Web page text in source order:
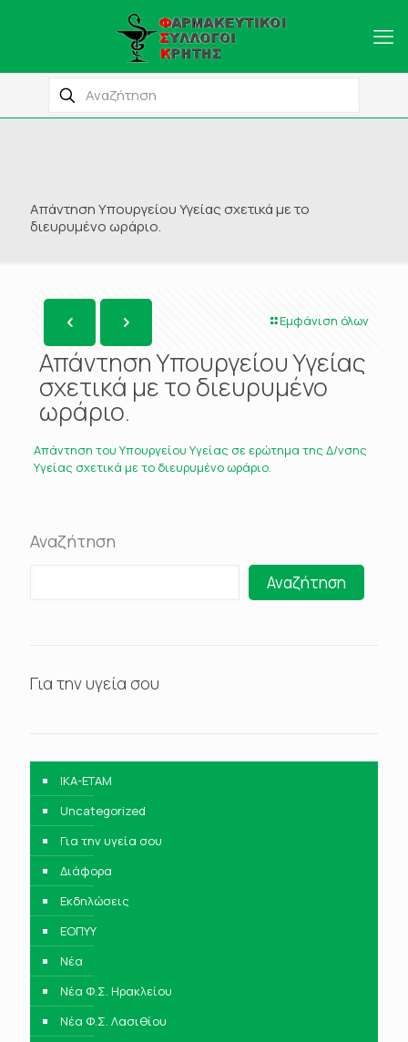
Απάντηση Υπουργείου Υγείας σχετικά με το
διευρυμένο ωράριο.
Εμφάνιση όλων
Απάντηση Υπουργείου Υγείας
σχετικά με το διευρυμένο
ωράριο.
Aπάντηση του Υπουργείου Υγείας σε ερώτημα της Δ/νσης
Υγείας σχετικά με το διευρυμένο ωράριο.
Αναζήτηση
Αναζήτηση
Για την υγεία σου
IKA-ETAM
Uncategorized
Για την υγεία σου
Διάφορα
Εκδηλώσεις
ΕΟΠΥΥ
Νέα
Νέα Φ.Σ. Ηρακλείου
Νέα Φ.Σ. Λασιθίου